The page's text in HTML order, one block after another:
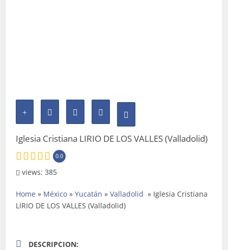
Iglesia Cristiana LIRIO DE LOS VALLES (Valladolid)
0.0
views: 385
Home » México »Yucatán »Valladolid » Iglesia Cristiana
LIRIO DE LOS VALLES (Valladolid)
DESCRIPCION: